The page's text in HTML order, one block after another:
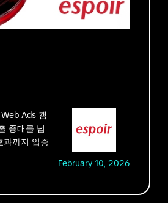
Ads 캠
증대를 넘
과까지 입증
February 10, 2026